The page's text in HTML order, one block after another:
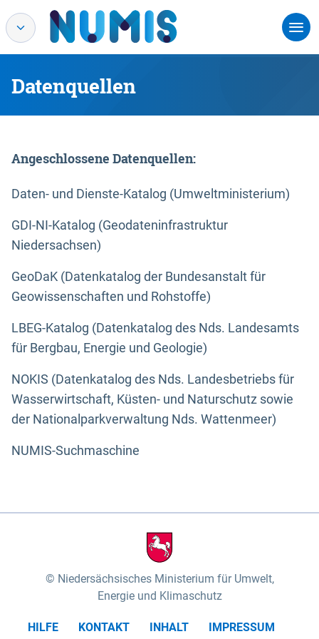
Datenquellen
Angeschlossene Datenquellen:
Daten- und Dienste-Katalog (Umweltministerium)
GDI-NI-Katalog (Geodateninfrastruktur
Niedersachsen)
GeoDaK (Datenkatalog der Bundesanstalt für
Geowissenschaften und Rohstoffe)
LBEG-Katalog (Datenkatalog des Nds. Landesamts
für Bergbau, Energie und Geologie)
NOKIS (Datenkatalog des Nds. Landesbetriebs für
Wasserwirtschaft, Küsten- und Naturschutz sowie
der Nationalparkverwaltung Nds. Wattenmeer)
NUMIS-Suchmaschine
Niedersächsisches Ministerium für Umwelt,
Energie und Klimaschutz
HILFE KONTAKT INHALT
IMPRESSUM